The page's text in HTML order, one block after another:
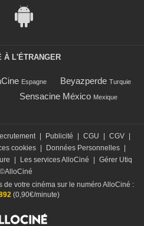
À L'ÉTRANGER
Espagne Beyazperde Turquie
Sensacine México Mexique
Publicité CGU CGV
cookies Données Personnelles
Les services AlloCiné
Gérer Utiq
©AlloCiné
de votre cinéma sur le numéro AlloCiné :
(0,90€/minute)